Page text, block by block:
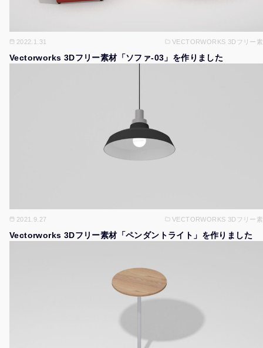
2022.1.31 VECTORWORKS 3Dフリー
Vectorworks 3Dフリー素材「ソファ-03」を作りました
2021.9.27 VECTORWORKS 3Dフリー
Vectorworks 3Dフリー素材「ペンダントライト」を作りました